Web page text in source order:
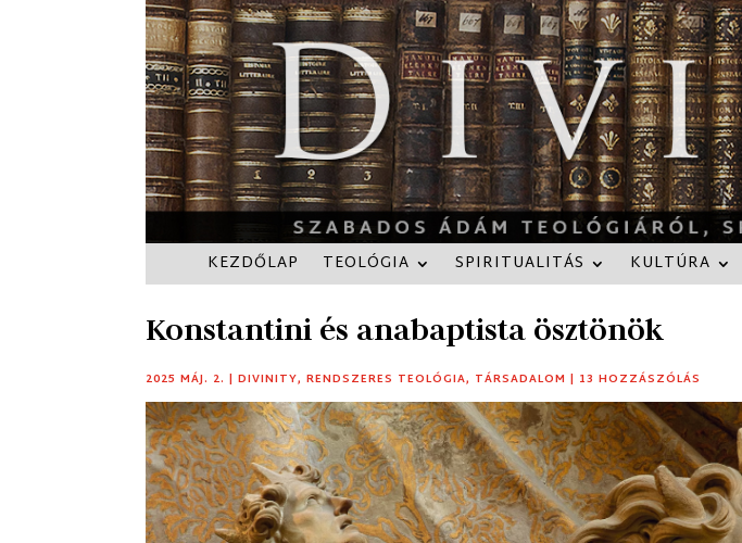
KEZDŐLAP TEOLÓGIA SPIRITUALITÁS KULTÚRA
Konstantini és anabaptista ösztönök
2025 MÁJ. 2. |DIVINITY,RENDSZERES TEOLÓGIA, TÁRSADALOM | 13 HOZZÁSZÓLÁS